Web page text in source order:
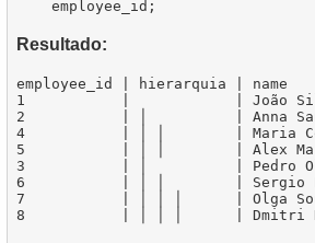
Resultado:
employee_id | hierarquia |
1           |            | João Silva
2           | │          | Anna
4           | │ │        | Maria Costa
5           | │ │        | Alex
3           | │          | Pedro
6           | │ │        | Sergio
7           | │ │ │      | Olga